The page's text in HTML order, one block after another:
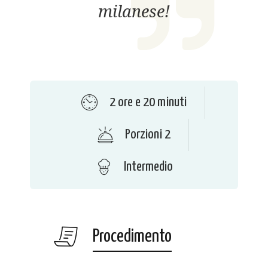
milanese!
2 ore e 20 minuti
Porzioni 2
Intermedio
Procedimento